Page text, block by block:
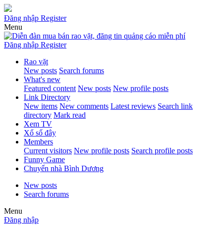
Đăng nhập Register
Menu
Đăng nhập Register
Rao vặt
New posts Search forums
What's new
Featured content New posts New profile posts
Link Directory
New items New comments Latest reviews Search link
directory Mark read
Xem TV
Xổ số đây
Members
Current visitors New profile posts Search profile posts
Funny Game
Chuyển nhà Bình Dương
New posts
Search forums
Menu
Đăng nhập